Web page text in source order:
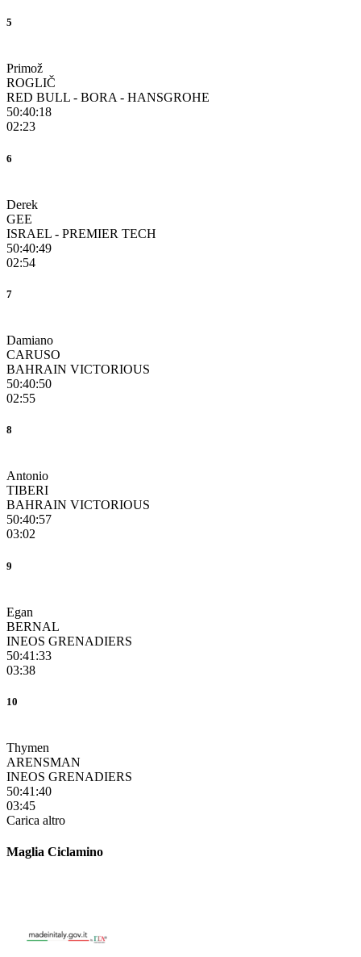
5
Primož
ROGLIČ
RED BULL - BORA - HANSGROHE
50:40:18
02:23
6
Derek
GEE
ISRAEL - PREMIER TECH
50:40:49
02:54
7
Damiano
CARUSO
BAHRAIN VICTORIOUS
50:40:50
02:55
8
Antonio
TIBERI
BAHRAIN VICTORIOUS
50:40:57
03:02
9
Egan
BERNAL
INEOS GRENADIERS
50:41:33
03:38
10
Thymen
ARENSMAN
INEOS GRENADIERS
50:41:40
03:45
Carica altro
Maglia Ciclamino